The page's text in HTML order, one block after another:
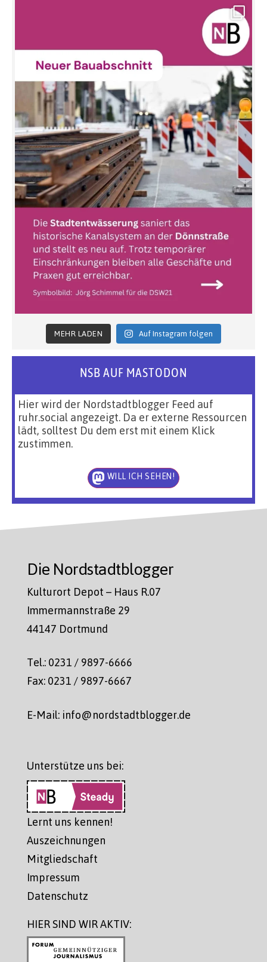
MEHR LADEN Auf Instagram folgen
NSB AUF MASTODON
Hier wird der Nordstadtblogger Feed auf
ruhr.social angezeigt. Da er externe Ressourcen
lädt, solltest Du dem erst mit einem Klick
zustimmen.
WILL ICH SEHEN!
Die Nordstadtblogger
Kulturort Depot – Haus R.07
Immermannstraße 29
44147 Dortmund
Tel.: 0231 / 9897-6666
Fax: 0231 / 9897-6667
E-Mail: info@nordstadtblogger.de
Unterstütze uns bei:
Lernt uns kennen!
Auszeichnungen
Mitgliedschaft
Impressum
Datenschutz
HIER SIND WIR AKTIV: